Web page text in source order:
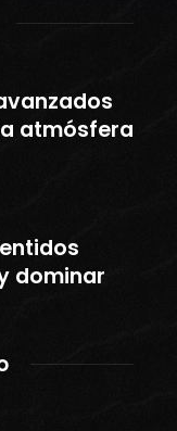
atmósfera
dominar